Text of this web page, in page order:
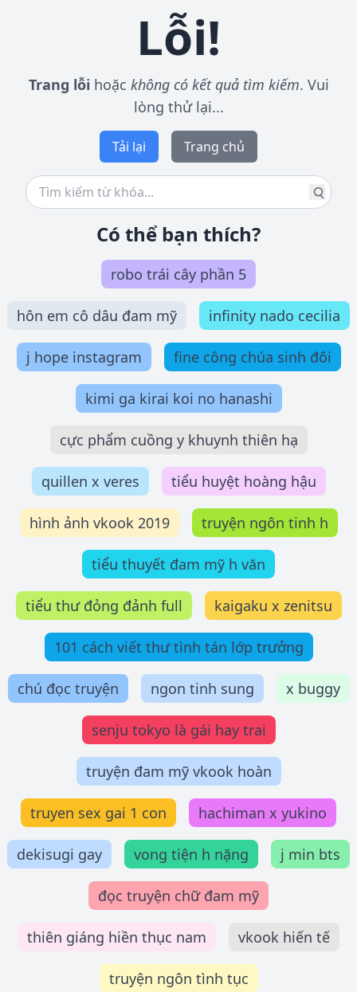
Lỗi!
Trang lỗi hoặc không có kết quả tìm kiếm. Vui
lòng thử lại...
Tải lại Trang chủ
Có thể bạn thích?
robo trái cây phần 5
hôn em cô dâu đam mỹ infinity nado cecilia
j hope instagram fine công chúa sinh đôi
kimi ga kirai koi no hanashi
cực phẩm cuồng y khuynh thiên hạ
quillen x veres tiểu huyệt hoàng hậu
hình ảnh vkook 2019 truyện ngôn tinh h
tiểu thuyết đam mỹ h văn
tiểu thư đỏng đảnh full kaigaku x zenitsu
101 cách viết thư tình tán lớp trưởng
chú đọc truyện ngon tinh sung x buggy
senju tokyo là gái hay trai
truyện đam mỹ vkook hoàn
truyen sex gai 1 con hachiman x yukino
dekisugi gay vong tiện h nặng j min bts
đọc truyện chữ đam mỹ
thiên giáng hiền thục nam vkook hiến tế
truyện ngôn tình tục